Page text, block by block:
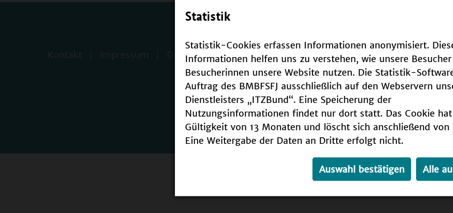
Statistik
Statistik-Cookies erfassen Informationen anonymisiert.
Informationen helfen uns zu verstehen, wie unsere
Besucherinnen unsere Website nutzen. Die Statistik-
Auftrag des BMBFSFJ ausschließlich auf den Webservern
Dienstleisters „ITZBund“. Eine Speicherung der
Nutzungsinformationen findet nur dort statt. Das Cookie
Gültigkeit von 13 Monaten und löscht sich anschließend von
Eine Weitergabe der Daten an Dritte erfolgt nicht.
Auswahl bestätigen Alle
Kontakt Impressum Datenschutz Erklärung zur Barrierefreiheit E-Mail: